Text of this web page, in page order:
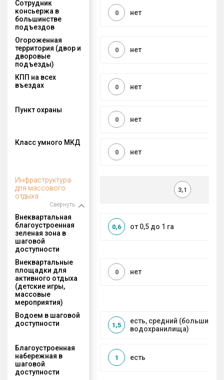
Сотрудник
консьержа в
большинстве
подъездов
нет
0
Огороженная
территория (двор и
дворовые
подъезды)
нет
0
КПП на всех
въездах
нет
0
Пункт охраны
нет
0
Класс умного МКД
нет
0
Инфраструктура
для массового
отдыха
Свернуть
3,1
Внеквартальная
благоустроенная
зеленая зона в
шаговой
доступности
от 0,5 до 1 га
0,6
Внеквартальные
площадки для
активного отдыха
(детские игры,
массовые
мероприятия)
нет
0
Водоем в шаговой
доступности
есть, средний (большие
водохранилища)
1,5
Благоустроенная
набережная в
шаговой
доступности
есть
1